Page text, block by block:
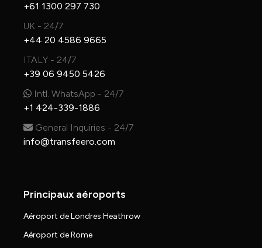
+61 1300 297 730
UK - 24/7
+44 20 4586 9665
ITALY - 24/7
+39 06 9450 5426
Intl. WhatsApp - 24/7
+1 424-339-1886
General Inquiries - 24/7
info@transfeero.com
Principaux aéroports
Aéroport de Londres Heathrow
Aéroport de Rome